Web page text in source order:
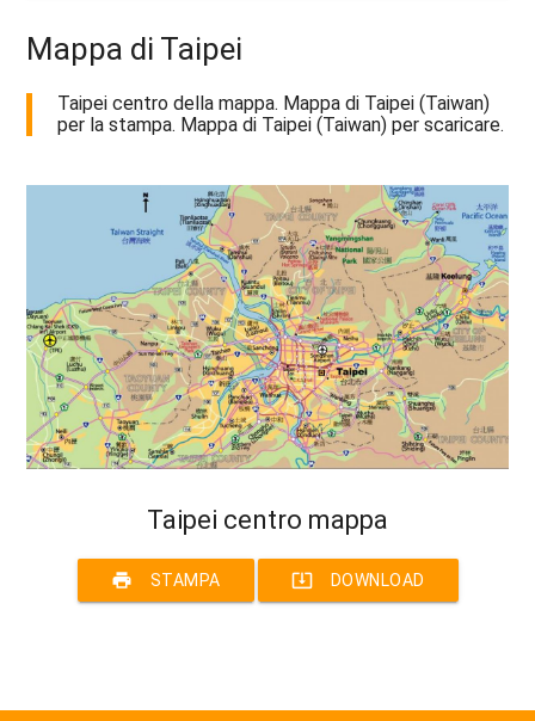
Mappa di Taipei
Taipei centro della mappa. Mappa di Taipei (Taiwan)
per la stampa. Mappa di Taipei (Taiwan) per scaricare.
Taipei centro mappa
print STAMPA system_update_alt DOWNLOAD